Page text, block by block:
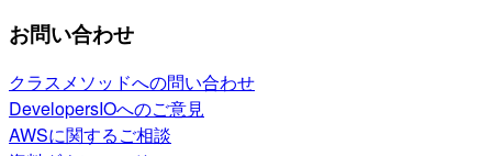
お問い合わせ
クラスメソッドへの問い合わせ
DevelopersIOへのご意見
AWSに関するご相談